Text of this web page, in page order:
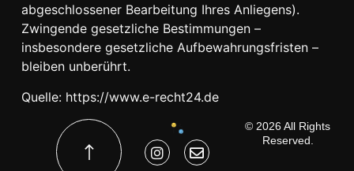
abgeschlossener Bearbeitung Ihres Anliegens).
Zwingende gesetzliche Bestimmungen –
insbesondere gesetzliche Aufbewahrungsfristen –
bleiben unberührt.
Quelle: https://www.e-recht24.de
© 2026 All Rights
Reserved.